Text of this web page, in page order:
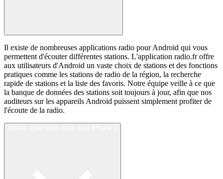
Il existe de nombreuses applications radio pour Android qui vous
permettent d'écouter différentes stations. L'application radio.fr offre
aux utilisateurs d'Android un vaste choix de stations et des fonctions
pratiques comme les stations de radio de la région, la recherche
rapide de stations et la liste des favoris. Notre équipe veille à ce que
la banque de données des stations soit toujours à jour, afin que nos
auditeurs sur les appareils Android puissent simplement profiter de
l'écoute de la radio.